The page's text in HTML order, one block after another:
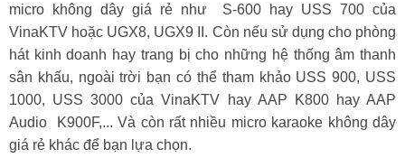
micro không dây giá rẻ như S-600 hay USS 700 của
VinaKTV hoặc UGX8, UGX9 II. Còn nếu sử dụng cho phòng
hát kinh doanh hay trang bị cho những hệ thống âm thanh
sân khấu, ngoài trời bạn có thể tham khảo USS 900, USS
1000, USS 3000 của VinaKTV hay AAP K800 hay AAP
Audio K900F,... Và còn rất nhiều micro karaoke không dây
giá rẻ khác để bạn lựa chọn.